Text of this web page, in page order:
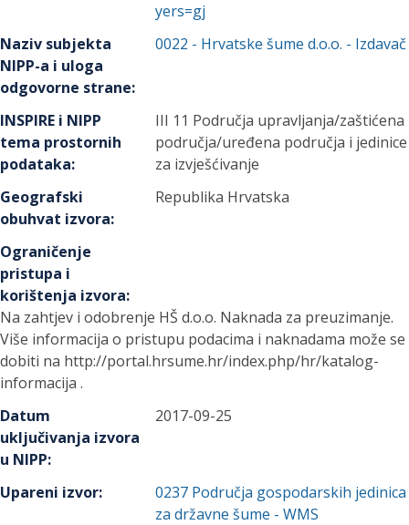
yers=gj
Naziv subjekta
NIPP-a i uloga
odgovorne strane:
0022 - Hrvatske šume d.o.o. - Izdavač
INSPIRE i NIPP
tema prostornih
podataka:
III 11 Područja upravljanja/zaštićena
područja/uređena područja i jedinice
za izvješćivanje
Geografski
obuhvat izvora:
Republika Hrvatska
Ograničenje
pristupa i
korištenja izvora:
Na zahtjev i odobrenje HŠ d.o.o. Naknada za preuzimanje.
Više informacija o pristupu podacima i naknadama može se
dobiti na http://portal.hrsume.hr/index.php/hr/katalog-
informacija .
Datum
uključivanja izvora
u NIPP:
2017-09-25
Upareni izvor: 0237 Područja gospodarskih jedinica
za državne šume - WMS